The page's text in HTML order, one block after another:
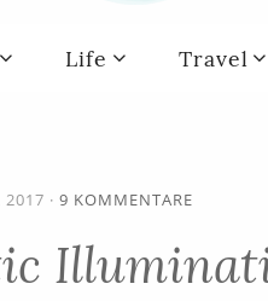
Life Travel
2017 · 9 KOMMENTARE